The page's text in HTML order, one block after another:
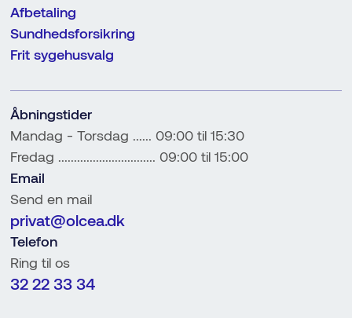
Afbetaling
Sundhedsforsikring
Frit sygehusvalg
Telefon
Ring til os
32 22 33 34
Email
Send en mail
privat@olcea.dk
Åbningstider
Mandag - Torsdag ...... 09:00 til 15:30
Fredag ............................... 09:00 til 15:00